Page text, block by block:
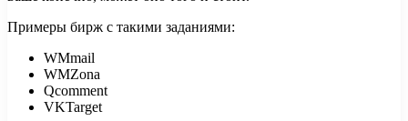
Примеры бирж с такими заданиями:
WMmail
WMZona
Qcomment
VKTarget